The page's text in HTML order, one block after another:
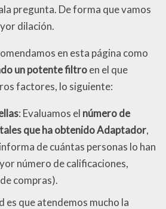
pregunta. De forma que vamos
dilación.
en esta página como
un potente filtroen el que
factores, lo siguiente:
: Evaluamos el número de
que ha obtenido Adaptador,
de cuántas personas lo han
número de calificaciones,
compras).
es que atendemos mucho la